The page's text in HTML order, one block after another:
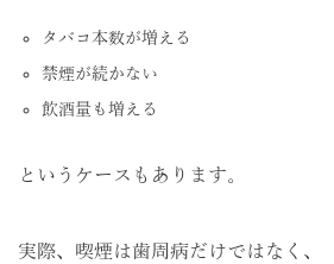
タバコ本数が増える
禁煙が続かない
飲酒量も増える
というケースもあります。
実際、喫煙は歯周病だけではなく、